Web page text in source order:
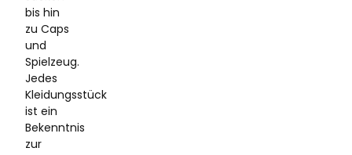
bis hin
zu Caps
und
Spielzeug.
Jedes
Kleidungsstück
ist ein
Bekenntnis
zur